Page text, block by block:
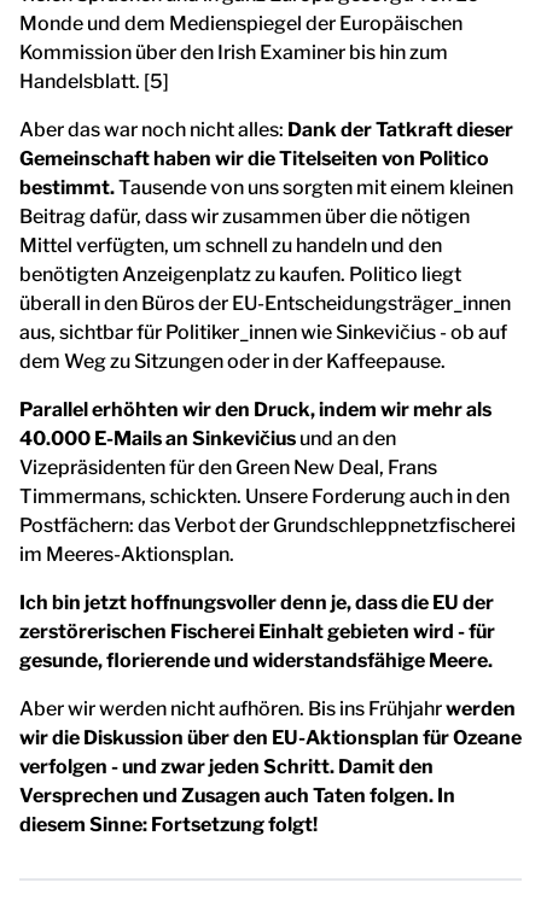
Monde und dem Medienspiegel der Europäischen
Kommission über den Irish Examiner bis hin zum
Handelsblatt. [5]
Aber das war noch nicht alles: Dank der Tatkraft dieser
Gemeinschaft haben wir die Titelseiten von Politico
bestimmt.Tausende von uns sorgten mit einem kleinen
Beitrag dafür, dass wir zusammen über die nötigen
Mittel verfügten, um schnell zu handeln und den
benötigten Anzeigenplatz zu kaufen. Politico liegt
überall in den Büros der EU-Entscheidungsträger_innen
aus, sichtbar für Politiker_innen wie Sinkevičius - ob auf
dem Weg zu Sitzungen oder in der Kaffeepause.
Parallel erhöhten wir den Druck, indem wir mehr als
40.000 E-Mails an Sinkevičius und an den
Vizepräsidenten für den Green New Deal, Frans
Timmermans, schickten. Unsere Forderung auch in den
Postfächern: das Verbot der Grundschleppnetzfischerei
im Meeres-Aktionsplan.
Ich bin jetzt hoffnungsvoller denn je, dass die EU der
zerstörerischen Fischerei Einhalt gebieten wird - für
gesunde, florierende und widerstandsfähige Meere.
Aber wir werden nicht aufhören. Bis ins Frühjahrwerden
wir die Diskussion über den EU-Aktionsplan für Ozeane
verfolgen - und zwar jeden Schritt. Damit den
Versprechen und Zusagen auch Taten folgen. In
diesem Sinne: Fortsetzung folgt!